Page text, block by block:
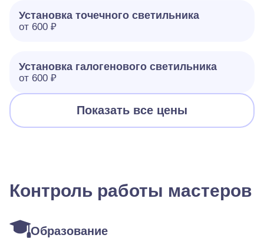
Установка точечного светильника
от 600 ₽
Установка галогенового светильника
от 600 ₽
Показать все цены
Контроль работы мастеров
Образование